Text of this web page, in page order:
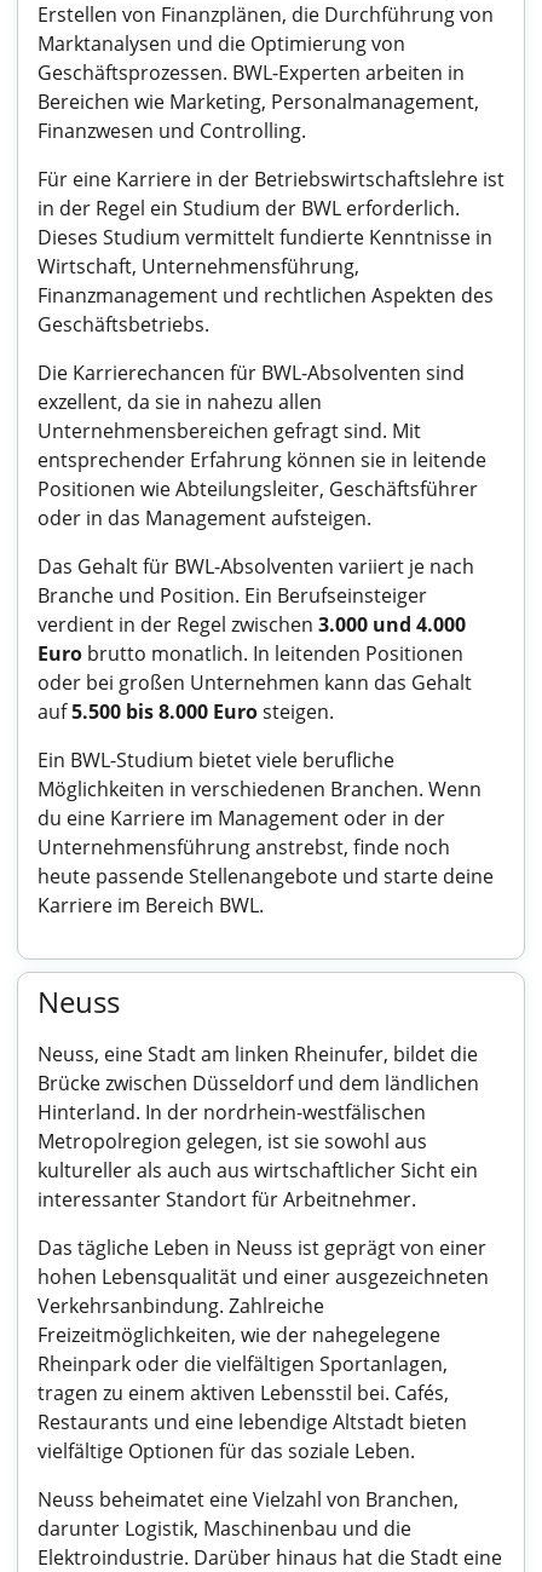
Erstellen von Finanzplänen, die Durchführung von
Marktanalysen und die Optimierung von
Geschäftsprozessen. BWL-Experten arbeiten in
Bereichen wie Marketing, Personalmanagement,
Finanzwesen und Controlling.
Für eine Karriere in der Betriebswirtschaftslehre ist
in der Regel ein Studium der BWL erforderlich.
Dieses Studium vermittelt fundierte Kenntnisse in
Wirtschaft, Unternehmensführung,
Finanzmanagement und rechtlichen Aspekten des
Geschäftsbetriebs.
Die Karrierechancen für BWL-Absolventen sind
exzellent, da sie in nahezu allen
Unternehmensbereichen gefragt sind. Mit
entsprechender Erfahrung können sie in leitende
Positionen wie Abteilungsleiter, Geschäftsführer
oder in das Management aufsteigen.
Das Gehalt für BWL-Absolventen variiert je nach
Branche und Position. Ein Berufseinsteiger
verdient in der Regel zwischen 3.000 und 4.000
Euro brutto monatlich. In leitenden Positionen
oder bei großen Unternehmen kann das Gehalt
auf5.500 bis 8.000 Eurosteigen.
Ein BWL-Studium bietet viele berufliche
Möglichkeiten in verschiedenen Branchen. Wenn
du eine Karriere im Management oder in der
Unternehmensführung anstrebst, finde noch
heute passende Stellenangebote und starte deine
Karriere im Bereich BWL.
Neuss
Neuss, eine Stadt am linken Rheinufer, bildet die
Brücke zwischen Düsseldorf und dem ländlichen
Hinterland. In der nordrhein-westfälischen
Metropolregion gelegen, ist sie sowohl aus
kultureller als auch aus wirtschaftlicher Sicht ein
interessanter Standort für Arbeitnehmer.
Das tägliche Leben in Neuss ist geprägt von einer
hohen Lebensqualität und einer ausgezeichneten
Verkehrsanbindung. Zahlreiche
Freizeitmöglichkeiten, wie der nahegelegene
Rheinpark oder die vielfältigen Sportanlagen,
tragen zu einem aktiven Lebensstil bei. Cafés,
Restaurants und eine lebendige Altstadt bieten
vielfältige Optionen für das soziale Leben.
Neuss beheimatet eine Vielzahl von Branchen,
darunter Logistik, Maschinenbau und die
Elektroindustrie. Darüber hinaus hat die Stadt eine